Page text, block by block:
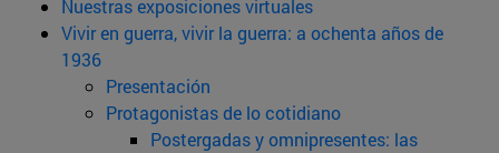
Nuestras exposiciones virtuales
Vivir en guerra, vivir la guerra: a ochenta años de
1936
Presentación
Protagonistas de lo cotidiano
Postergadas y omnipresentes: las